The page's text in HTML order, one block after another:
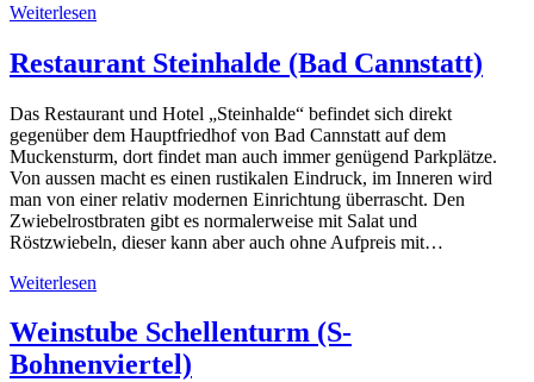
Weiterlesen
Restaurant Steinhalde (Bad Cannstatt)
Das Restaurant und Hotel „Steinhalde“ befindet sich direkt
gegenüber dem Hauptfriedhof von Bad Cannstatt auf dem
Muckensturm, dort findet man auch immer genügend Parkplätze.
Von aussen macht es einen rustikalen Eindruck, im Inneren wird
man von einer relativ modernen Einrichtung überrascht. Den
Zwiebelrostbraten gibt es normalerweise mit Salat und
Röstzwiebeln, dieser kann aber auch ohne Aufpreis mit…
Weiterlesen
Weinstube Schellenturm (S-
Bohnenviertel)